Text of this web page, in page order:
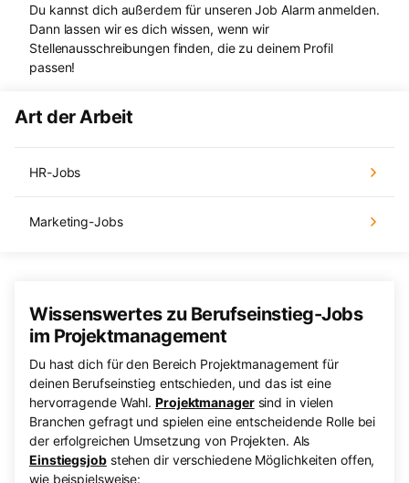
Du kannst dich außerdem für unseren Job Alarm anmelden.
Dann lassen wir es dich wissen, wenn wir
Stellenausschreibungen finden, die zu deinem Profil
passen!
Art der Arbeit
HR-Jobs
Marketing-Jobs
Wissenswertes zu Berufseinstieg-Jobs
im Projektmanagement
Du hast dich für den Bereich Projektmanagement für
deinen Berufseinstieg entschieden, und das ist eine
hervorragende Wahl. Projektmanagersind in vielen
Branchen gefragt und spielen eine entscheidende Rolle bei
der erfolgreichen Umsetzung von Projekten. Als
Einstiegsjobstehen dir verschiedene Möglichkeiten offen,
wie beispielsweise: